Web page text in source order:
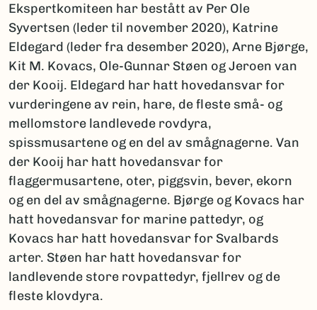
Ekspertkomiteen har bestått av Per Ole
Syvertsen (leder til november 2020), Katrine
Eldegard (leder fra desember 2020), Arne Bjørge,
Kit M. Kovacs, Ole-Gunnar Støen og Jeroen van
der Kooij. Eldegard har hatt hovedansvar for
vurderingene av rein, hare, de fleste små- og
mellomstore landlevede rovdyra,
spissmusartene og en del av smågnagerne. Van
der Kooij har hatt hovedansvar for
flaggermusartene, oter, piggsvin, bever, ekorn
og en del av smågnagerne. Bjørge og Kovacs har
hatt hovedansvar for marine pattedyr, og
Kovacs har hatt hovedansvar for Svalbards
arter. Støen har hatt hovedansvar for
landlevende store rovpattedyr, fjellrev og de
fleste klovdyra.